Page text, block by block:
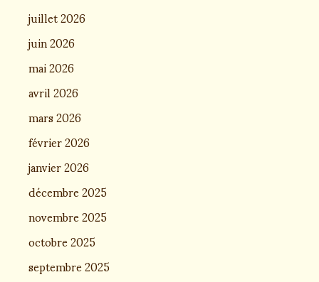
juillet 2026
juin 2026
mai 2026
avril 2026
mars 2026
février 2026
janvier 2026
décembre 2025
novembre 2025
octobre 2025
septembre 2025